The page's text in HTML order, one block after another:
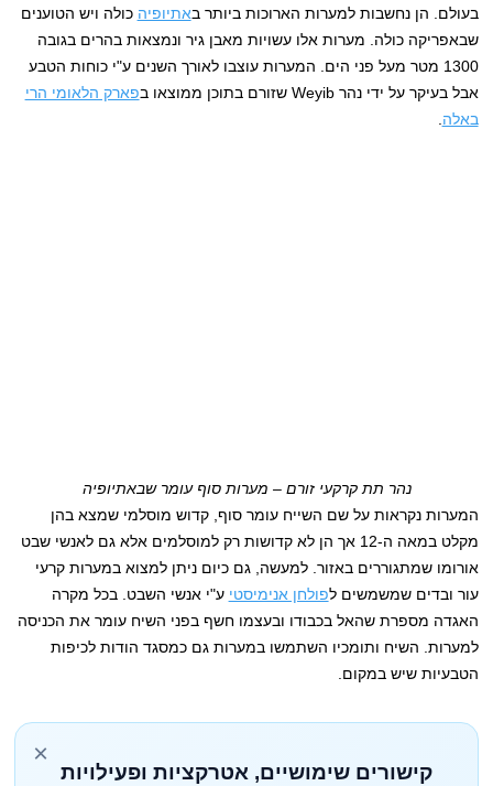
בעולם. הן נחשבות למערות הארוכות ביותר באתיופיה כולה ויש הטוענים
שבאפריקה כולה. מערות אלו עשויות מאבן גיר ונמצאות בהרים בגובה
1300 מטר מעל פני הים. המערות עוצבו לאורך השנים ע"י כוחות הטבע
אבל בעיקר על ידי נהר Weyib שזורם בתוכן ממוצאו ב
פארק הלאומי הרי
באלה
נהר תת קרקעי זורם – מערות סוף עומר שבאתיופיה
המערות נקראות על שם השייח עומר סוף, קדוש מוסלמי שמצא בהן
מקלט במאה ה-12 אך הן לא קדושות רק למוסלמים אלא גם לאנשי שבט
אורומו שמתגוררים באזור. למעשה, גם כיום ניתן למצוא במערות קרעי
עור ובדים שמשמשים לפולחן אנימיסטי ע"י אנשי השבט. בכל מקרה
האגדה מספרת שהאל בכבודו ובעצמו חשף בפני השיח עומר את הכניסה
למערות. השיח ותומכיו השתמשו במערות גם כמסגד הודות לכיפות
הטבעיות שיש במקום.
×
קישורים שימושיים, אטרקציות ופעילויות